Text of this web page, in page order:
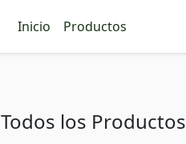
Inicio Productos
Todos los Productos